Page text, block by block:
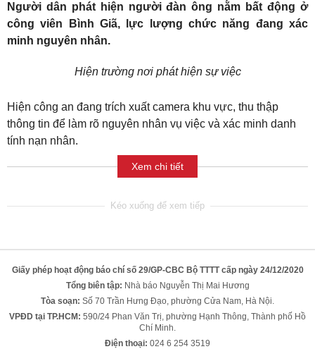
Người dân phát hiện người đàn ông nằm bất động ở
công viên Bình Giã, lực lượng chức năng đang xác
minh nguyên nhân.
Hiện trường nơi phát hiện sự việc
Hiện công an đang trích xuất camera khu vực, thu thập
thông tin để làm rõ nguyên nhân vụ việc và xác minh danh
tính nạn nhân.
Xem chi tiết
Giấy phép hoạt động báo chí số 29/GP-CBC Bộ TTTT cấp ngày 24/12/2020
Tổng biên tập: Nhà báo Nguyễn Thị Mai Hương
Tòa soạn: Số 70 Trần Hưng Đạo, phường Cửa Nam, Hà Nội.
VPĐD tại TP.HCM: 590/24 Phan Văn Trị, phường Hạnh Thông, Thành phố Hồ
Chí Minh.
Điện thoại: 024 6 254 3519